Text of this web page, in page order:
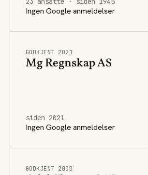
Ingen Google anmeldelser
GODKJENT 2021
Mg Regnskap AS
siden 2021
Ingen Google anmeldelser
GODKJENT 2000